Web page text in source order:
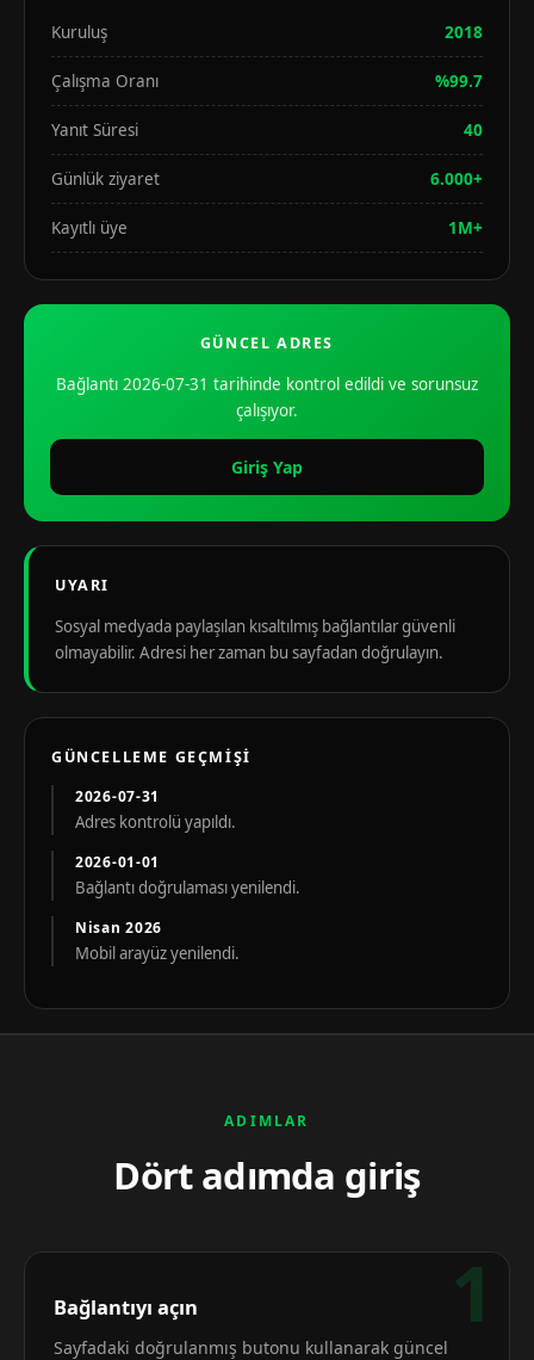
Kuruluş 2018
Çalışma Oranı %99.7
Yanıt Süresi 40
Günlük ziyaret 6.000+
Kayıtlı üye 1M+
GÜNCEL ADRES
Bağlantı 2026-07-31 tarihinde kontrol edildi ve sorunsuz
çalışıyor.
Giriş Yap
UYARI
Sosyal medyada paylaşılan kısaltılmış bağlantılar güvenli
olmayabilir. Adresi her zaman bu sayfadan doğrulayın.
GÜNCELLEME GEÇMIŞI
2026-07-31
Adres kontrolü yapıldı.
2026-01-01
Bağlantı doğrulaması yenilendi.
Nisan 2026
Mobil arayüz yenilendi.
ADIMLAR
Dört adımda giriş
1
Bağlantıyı açın
Sayfadaki doğrulanmış butonu kullanarak güncel